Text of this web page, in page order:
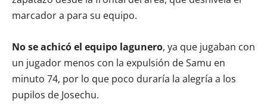
marcador a para su equipo.
No se achicó el equipo lagunero, ya que jugaban con
un jugador menos con la expulsión de Samu en
minuto 74, por lo que poco duraría la alegría a los
pupilos de Josechu.